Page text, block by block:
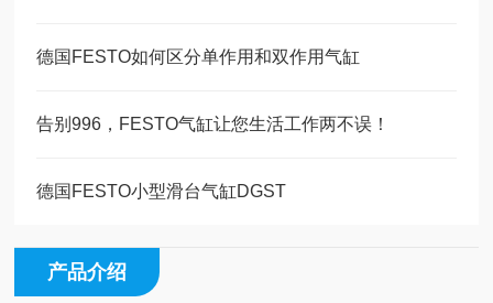
德国FESTO如何区分单作用和双作用气缸
告别996，FESTO气缸让您生活工作两不误！
德国FESTO小型滑台气缸DGST
产品介绍